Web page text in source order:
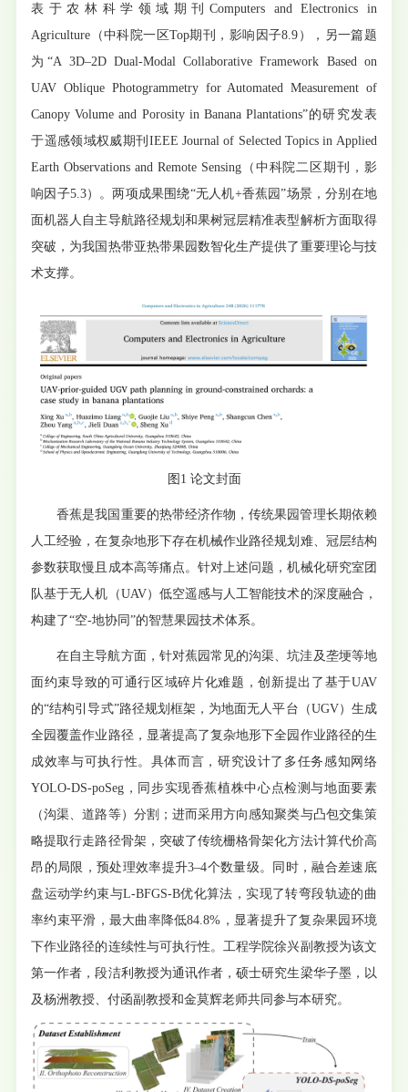
表于农林科学领域期刊Computers and Electronics in
Agriculture（中科院一区Top期刊，影响因子8.9），另一篇题
为“A 3D–2D Dual-Modal Collaborative Framework Based on
UAV Oblique Photogrammetry for Automated Measurement of
Canopy Volume and Porosity in Banana Plantations”的研究发表
于遥感领域权威期刊IEEE Journal of Selected Topics in Applied
Earth Observations and Remote Sensing（中科院二区期刊，影
响因子5.3）。两项成果围绕“无人机+香蕉园”场景，分别在地
面机器人自主导航路径规划和果树冠层精准表型解析方面取得
突破，为我国热带亚热带果园数智化生产提供了重要理论与技
术支撑。
图1 论文封面
香蕉是我国重要的热带经济作物，传统果园管理长期依赖
人工经验，在复杂地形下存在机械作业路径规划难、冠层结构
参数获取慢且成本高等痛点。针对上述问题，机械化研究室团
队基于无人机（UAV）低空遥感与人工智能技术的深度融合，
构建了“空-地协同”的智慧果园技术体系。
在自主导航方面，针对蕉园常见的沟渠、坑洼及垄埂等地
面约束导致的可通行区域碎片化难题，创新提出了基于UAV
的“结构引导式”路径规划框架，为地面无人平台（UGV）生成
全园覆盖作业路径，显著提高了复杂地形下全园作业路径的生
成效率与可执行性。具体而言，研究设计了多任务感知网络
YOLO-DS-poSeg，同步实现香蕉植株中心点检测与地面要素
（沟渠、道路等）分割；进而采用方向感知聚类与凸包交集策
略提取行走路径骨架，突破了传统栅格骨架化方法计算代价高
昂的局限，预处理效率提升3–4个数量级。同时，融合差速底
盘运动学约束与L-BFGS-B优化算法，实现了转弯段轨迹的曲
率约束平滑，最大曲率降低84.8%，显著提升了复杂果园环境
下作业路径的连续性与可执行性。工程学院徐兴副教授为该文
第一作者，段洁利教授为通讯作者，硕士研究生梁华子墨，以
及杨洲教授、付函副教授和金莫辉老师共同参与本研究。